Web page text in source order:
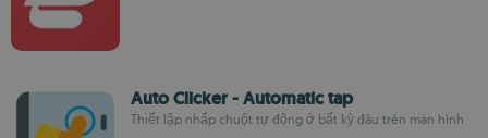
Auto Clicker - Automatic tap
Thiết lập nhấp chuột tự động ở bất kỳ đâu trên màn hình